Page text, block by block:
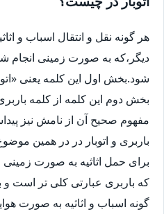
هر گونه نقل و انتقال اسباب و
دیگر،که به صورت زمینی انجام
شود.بخش اول این کلمه یعنی
بخش دوم این کلمه از کلمه
مفهوم صحیح آن از نامش نیز
باربری و اتوبار در در همین
برای حمل اثاثیه به صورت
که باربری عبارتی کلی تر است و
گونه اسباب و اثاثیه به صورت